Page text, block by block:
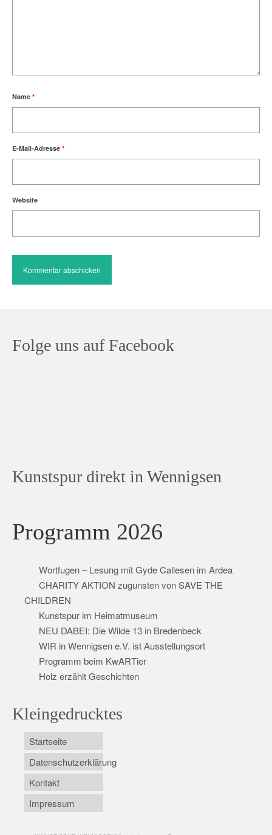
Name *
E-Mail-Adresse *
Website
Folge uns auf Facebook
Kunstspur direkt in Wennigsen
Programm 2026
Wortfugen – Lesung mit Gyde Callesen im Ardea
CHARITY AKTION zugunsten von SAVE THE
CHILDREN
Kunstspur im Heimatmuseum
NEU DABEI: Die Wilde 13 in Bredenbeck
WIR in Wennigsen e.V. ist Ausstellungsort
Programm beim KwARTier
Holz erzählt Geschichten
Kleingedrucktes
Startseite
Datenschutzerklärung
Kontakt
Impressum